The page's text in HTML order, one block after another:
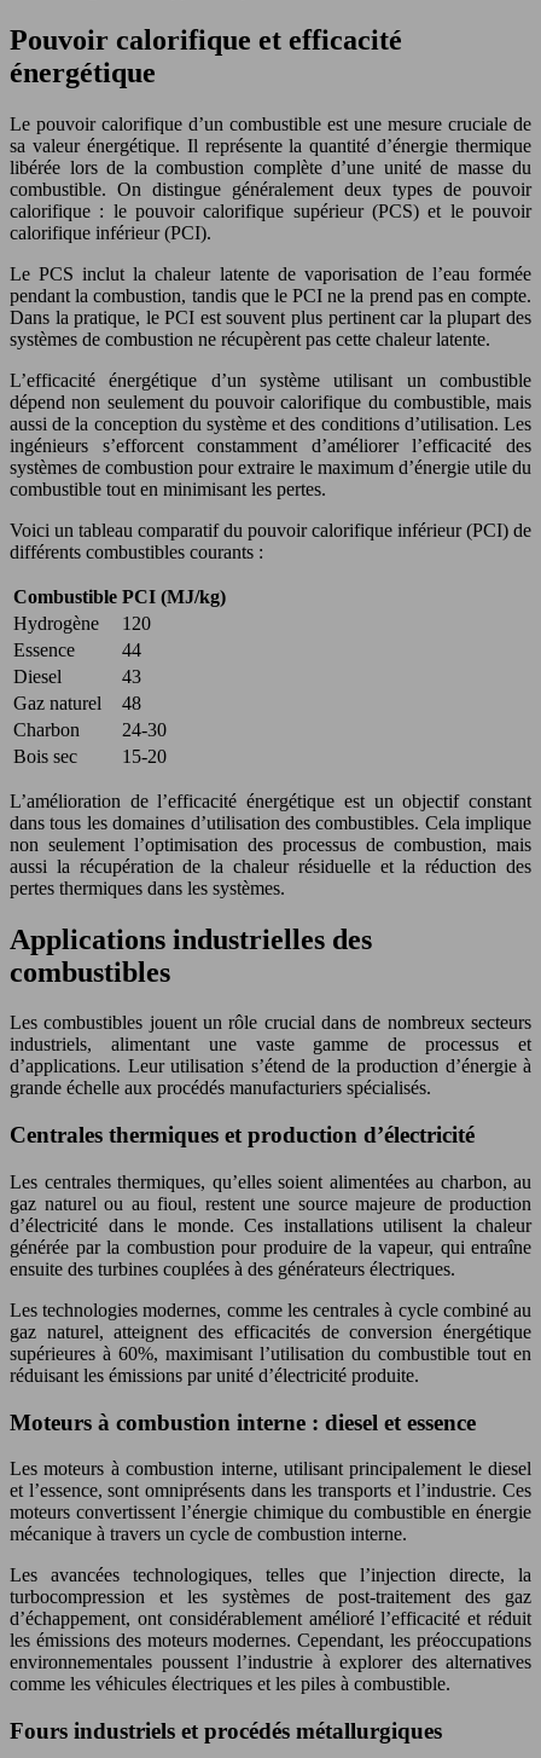
Pouvoir calorifique et efficacité
énergétique
Le pouvoir calorifique d’un combustible est une mesure cruciale de
sa valeur énergétique. Il représente la quantité d’énergie thermique
libérée lors de la combustion complète d’une unité de masse du
combustible. On distingue généralement deux types de pouvoir
calorifique : le pouvoir calorifique supérieur (PCS) et le pouvoir
calorifique inférieur (PCI).
Le PCS inclut la chaleur latente de vaporisation de l’eau formée
pendant la combustion, tandis que le PCI ne la prend pas en compte.
Dans la pratique, le PCI est souvent plus pertinent car la plupart des
systèmes de combustion ne récupèrent pas cette chaleur latente.
L’efficacité énergétique d’un système utilisant un combustible
dépend non seulement du pouvoir calorifique du combustible, mais
aussi de la conception du système et des conditions d’utilisation. Les
ingénieurs s’efforcent constamment d’améliorer l’efficacité des
systèmes de combustion pour extraire le maximum d’énergie utile du
combustible tout en minimisant les pertes.
Voici un tableau comparatif du pouvoir calorifique inférieur (PCI) de
différents combustibles courants :
Combustible PCI (MJ/kg)
Hydrogène
120
Essence
44
Diesel
43
Gaz naturel
48
Charbon
24-30
Bois sec
15-20
L’amélioration de l’efficacité énergétique est un objectif constant
dans tous les domaines d’utilisation des combustibles. Cela implique
non seulement l’optimisation des processus de combustion, mais
aussi la récupération de la chaleur résiduelle et la réduction des
pertes thermiques dans les systèmes.
Applications industrielles des
combustibles
Les combustibles jouent un rôle crucial dans de nombreux secteurs
industriels, alimentant une vaste gamme de processus et
d’applications. Leur utilisation s’étend de la production d’énergie à
grande échelle aux procédés manufacturiers spécialisés.
Centrales thermiques et production d’électricité
Les centrales thermiques, qu’elles soient alimentées au charbon, au
gaz naturel ou au fioul, restent une source majeure de production
d’électricité dans le monde. Ces installations utilisent la chaleur
générée par la combustion pour produire de la vapeur, qui entraîne
ensuite des turbines couplées à des générateurs électriques.
Les technologies modernes, comme les centrales à cycle combiné au
gaz naturel, atteignent des efficacités de conversion énergétique
supérieures à 60%, maximisant l’utilisation du combustible tout en
réduisant les émissions par unité d’électricité produite.
Moteurs à combustion interne : diesel et essence
Les moteurs à combustion interne, utilisant principalement le diesel
et l’essence, sont omniprésents dans les transports et l’industrie. Ces
moteurs convertissent l’énergie chimique du combustible en énergie
mécanique à travers un cycle de combustion interne.
Les avancées technologiques, telles que l’injection directe, la
turbocompression et les systèmes de post-traitement des gaz
d’échappement, ont considérablement amélioré l’efficacité et réduit
les émissions des moteurs modernes. Cependant, les préoccupations
environnementales poussent l’industrie à explorer des alternatives
comme les véhicules électriques et les piles à combustible.
Fours industriels et procédés métallurgiques